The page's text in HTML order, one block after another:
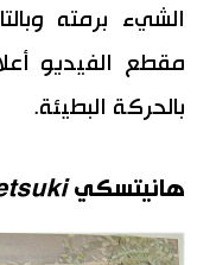
الشيء برمته
مقطع الفيديو
بالحركة البطيئة.
هانيتسكي